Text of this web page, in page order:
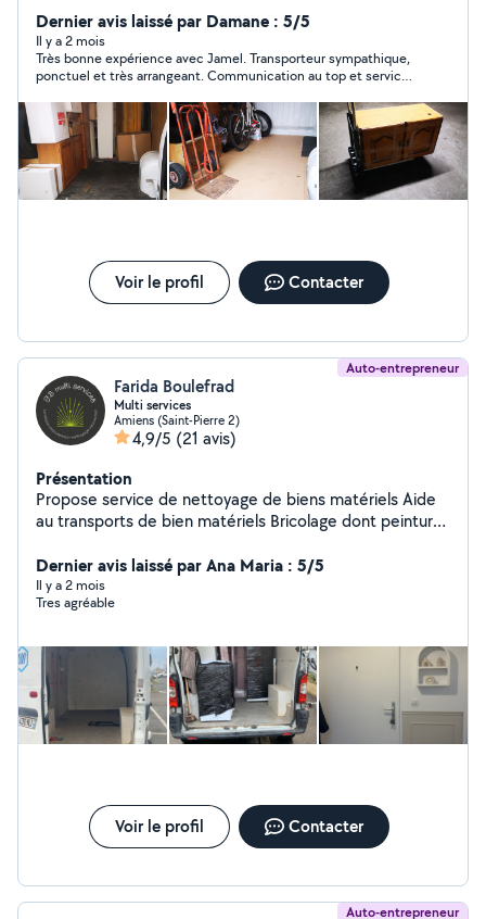
bases en bricolages Je m'y connaît question
informatique technologie... - transport/montage de
meuble - aide au déplacement - déplacement longue
distance possible - course/livraison - récupère vos
achats, Meubles et autre en magasin. Nhesitez pas a
me demander même pour autre chose si je peux je
ferais au mieu pour vous rendre le service demander
avec soin. A bientôt !
Dernier avis laissé par Damane : 5/5
Il y a 2 mois
Très bonne expérience avec Jamel. Transporteur sympathique,
ponctuel et très arrangeant. Communication au top et service
Voir le profil Contacter
Auto-entrepreneur
Farida Boulefrad
Multi services
Amiens (Saint-Pierre 2)
4,9/5 (21 avis)
Présentation
Propose service de nettoyage de biens matériels Aide
au transports de bien matériels Bricolage dont peinture
Dernier avis laissé par Ana Maria : 5/5
Il y a 2 mois
Tres agréable
Voir le profil Contacter
Auto-entrepreneur